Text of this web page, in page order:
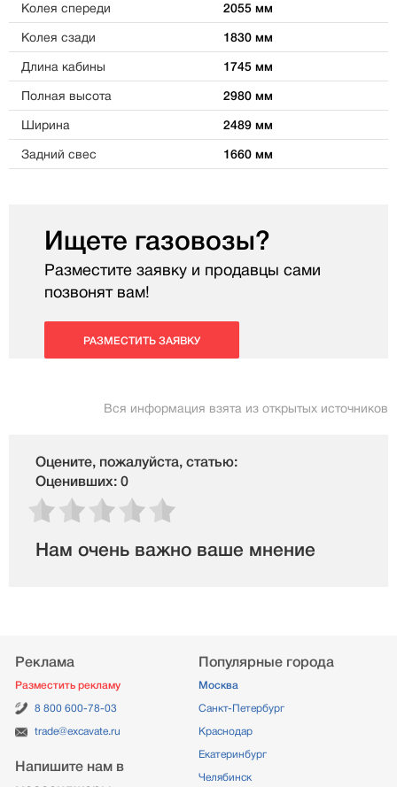
Колея спереди 2055 мм
Колея сзади 1830 мм
Длина кабины 1745 мм
Полная высота 2980 мм
Ширина 2489 мм
Задний свес 1660 мм
Ищете газовозы?
Разместите заявку и продавцы сами
позвонят вам!
РАЗМЕСТИТЬ ЗАЯВКУ
Вся информация взята из открытых источников
Оцените, пожалуйста, статью:
Оценивших: 0
Нам очень важно ваше мнение
Реклама
Разместить рекламу
8 800 600-78-03
trade@excavate.ru
Напишите нам в
Популярные города
Москва
Санкт-Петербург
Краснодар
Екатеринбург
Челябинск